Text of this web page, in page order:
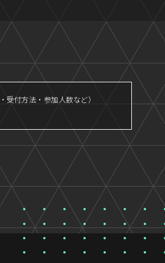
付方法・参加人数など）